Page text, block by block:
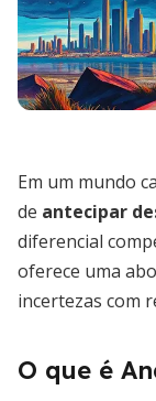
Em um mundo
de antecipar
diferencial
oferece uma
incertezas com
O que é